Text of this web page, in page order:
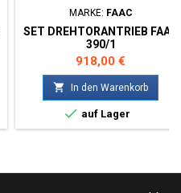
MARKE: FAAC
SET DREHTORANTRIEB FAAC
390/1
Preis
918,00 €
 In den Warenkorb
 auf Lager